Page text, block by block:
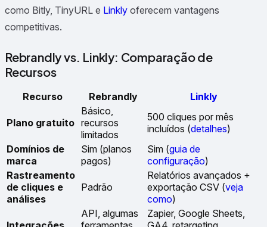
como Bitly, TinyURL e Linkly oferecem vantagens
competitivas.
Rebrandly vs. Linkly: Comparação de
Recursos
Recurso Rebrandly Linkly
Plano gratuito
Básico,
recursos
limitados
500 cliques por mês
incluídos (detalhes)
Domínios de
marca
Sim (planos
pagos)
Sim (guia de
configuração)
Rastreamento
de cliques e
análises
Padrão
Relatórios avançados +
exportação CSV (veja
como)
API, algumas
Zapier, Google Sheets,